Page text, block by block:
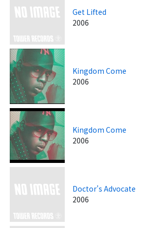
Get Lifted
2006
Kingdom Come
2006
Kingdom Come
2006
Doctor's Advocate
2006